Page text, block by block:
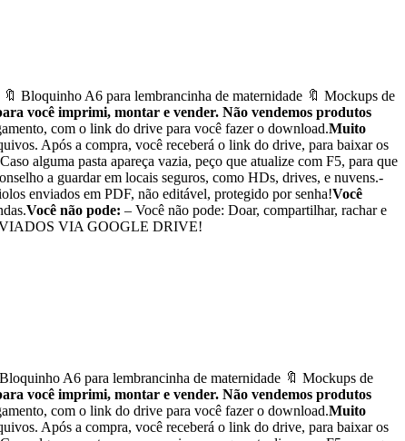
Bloquinho A6 para lembrancinha de maternidade 🔖 Mockups de
você imprimi, montar e vender. Não vendemos produtos
com o link do drive para você fazer o download.Muito
Após a compra, você receberá o link do drive, para baixar os
alguma pasta apareça vazia, peço que atualize com F5, para que
a guardar em locais seguros, como HDs, drives, e nuvens.-
enviados em PDF, não editável, protegido por senha!Você
Você não pode: – Você não pode: Doar, compartilhar, rachar e
VIA GOOGLE DRIVE!
A6 para lembrancinha de maternidade 🔖 Mockups de
você imprimi, montar e vender. Não vendemos produtos
com o link do drive para você fazer o download.Muito
Após a compra, você receberá o link do drive, para baixar os